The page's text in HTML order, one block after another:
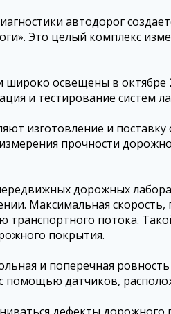
автодорог
Это целый комплекс
освещены в октябре
и тестирование систем
изготовление и
прочности
дорожных
Максимальная
транспортного потока.
покрытия.
и поперечная
помощью датчиков,